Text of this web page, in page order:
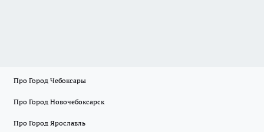
Про Город Чебоксары
Про Город Новочебоксарск
Про Город Ярославль